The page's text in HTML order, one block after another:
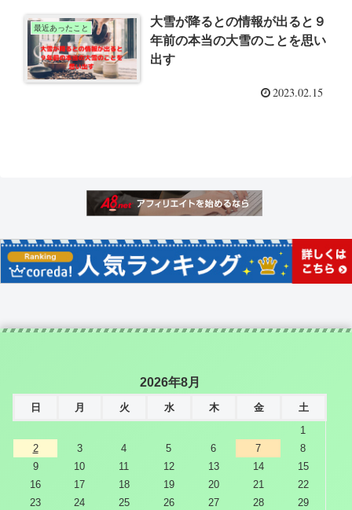
最近あったこと
大雪が降るとの情報が出ると９
年前の本当の大雪のことを思い
出す
2023.02.15
2026年8月
日 月 火 水 木 金
土
1
2
3 4 5 6 7
8
9
10 11 12 13 14
15
16
17 18 19 20 21
22
23
24 25 26 27 28
29